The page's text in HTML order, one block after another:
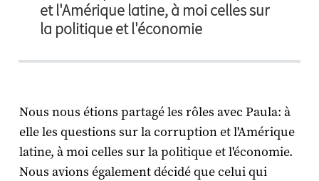
et l'Amérique latine, à moi celles sur
la politique et l'économie
Nous nous étions partagé les rôles avec Paula: à
elle les questions sur la corruption et l'Amérique
latine, à moi celles sur la politique et l'économie.
Nous avions également décidé que celui qui